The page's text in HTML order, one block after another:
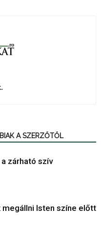
A SZERZŐTŐL
zárható szív
Isten színe előtt